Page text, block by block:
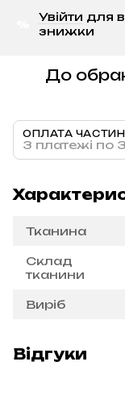
Увійти для
знижки
До
ОПЛАТА
3 платежі по
Тканина
Склад
тканини
Виріб
Відгуки